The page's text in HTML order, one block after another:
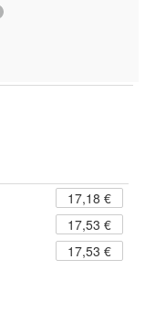
17,18 €
17,53 €
17,53 €